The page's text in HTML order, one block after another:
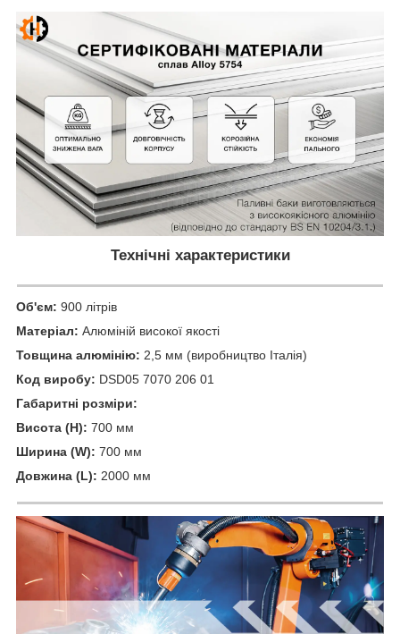
Технічні характеристики
Об'єм: 900 літрів
Матеріал: Алюміній високої якості
Товщина алюмінію: 2,5 мм (виробництво Італія)
Код виробу: DSD05 7070 206 01
Габаритні розміри:
Висота (H): 700 мм
Ширина (W): 700 мм
Довжина (L): 2000 мм